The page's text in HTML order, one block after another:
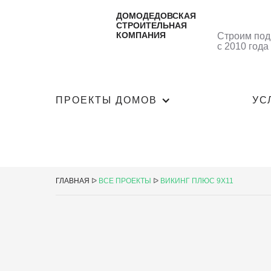
ДОМОДЕДОВСКАЯ
СТРОИТЕЛЬНАЯ
КОМПАНИЯ
Строим
с 2010 года
ПРОЕКТЫ ДОМОВ
ГЛАВНАЯ ᐅ ВСЕ ПРОЕКТЫ ᐅ ВИКИНГ ПЛЮС 9Х11